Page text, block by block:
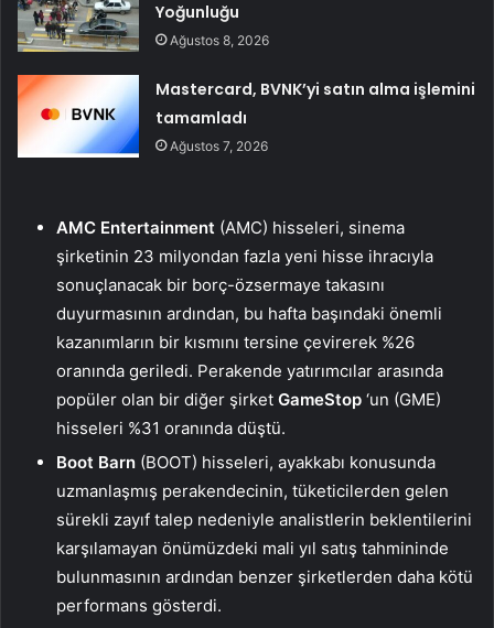
Yoğunluğu
Ağustos 8, 2026
Mastercard, BVNK’yi satın alma işlemini
tamamladı
Ağustos 7, 2026
AMC Entertainment (AMC) hisseleri, sinema
şirketinin 23 milyondan fazla yeni hisse ihracıyla
sonuçlanacak bir borç-özsermaye takasını
duyurmasının ardından, bu hafta başındaki önemli
kazanımların bir kısmını tersine çevirerek %26
oranında geriledi. Perakende yatırımcılar arasında
popüler olan bir diğer şirket GameStop ‘un (GME)
hisseleri %31 oranında düştü.
Boot Barn (BOOT) hisseleri, ayakkabı konusunda
uzmanlaşmış perakendecinin, tüketicilerden gelen
sürekli zayıf talep nedeniyle analistlerin beklentilerini
karşılamayan önümüzdeki mali yıl satış tahmininde
bulunmasının ardından benzer şirketlerden daha kötü
performans gösterdi.